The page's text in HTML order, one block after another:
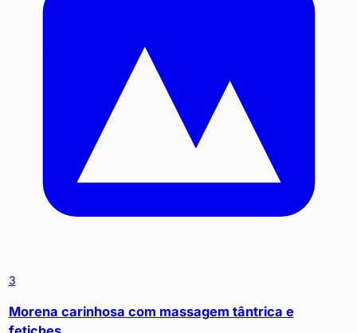
3
Morena carinhosa com massagem tântrica e